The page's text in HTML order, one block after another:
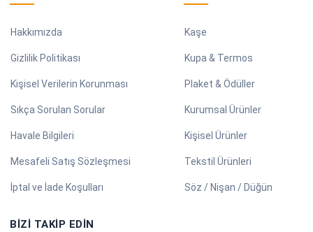
Hakkımızda
Gizlilik Politikası
Kişisel Verilerin Korunması
Sıkça Sorulan Sorular
Havale Bilgileri
Mesafeli Satış Sözleşmesi
İptal ve İade Koşulları
Kaşe
Kupa & Termos
Plaket & Ödüller
Kurumsal Ürünler
Kişisel Ürünler
Tekstil Ürünleri
Söz / Nişan / Düğün
BIZI TAKIP EDIN